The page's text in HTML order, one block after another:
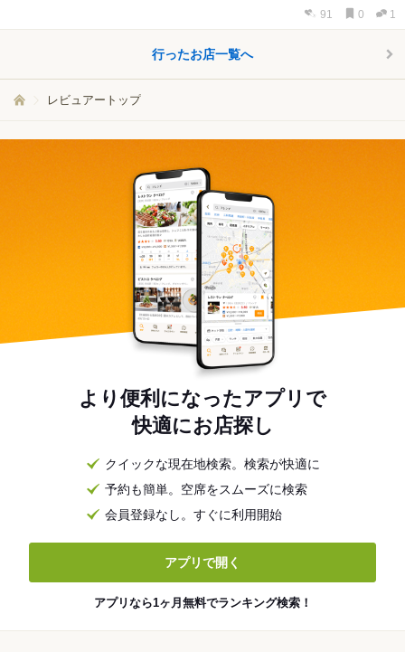
91 0 1
行ったお店一覧へ
レビュアートップ
より便利になったアプリで
快適にお店探し
クイックな現在地検索。検索が快適に
予約も簡単。空席をスムーズに検索
会員登録なし。すぐに利用開始
アプリで開く
アプリなら1ヶ月無料でランキング検索！